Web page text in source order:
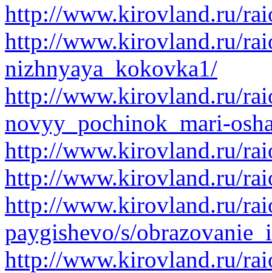
http://www.kirovland.ru/
http://www.kirovland.ru/
nizhnyaya_kokovka1/
http://www.kirovland.ru/
novyy_pochinok_mari-
http://www.kirovland.ru/
http://www.kirovland.ru/
http://www.kirovland.ru/
paygishevo/s/
http://www.kirovland.ru/